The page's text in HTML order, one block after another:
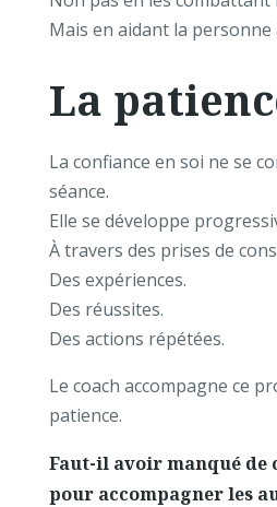
Mais en aidant la
La
La confiance en soi ne se
séance.
Elle se développe
À travers des prises de
Des expériences.
Des réussites.
Des actions répétées.
Le coach accompagne ce
patience.
Faut-il avoir manqué de
pour accompagner les